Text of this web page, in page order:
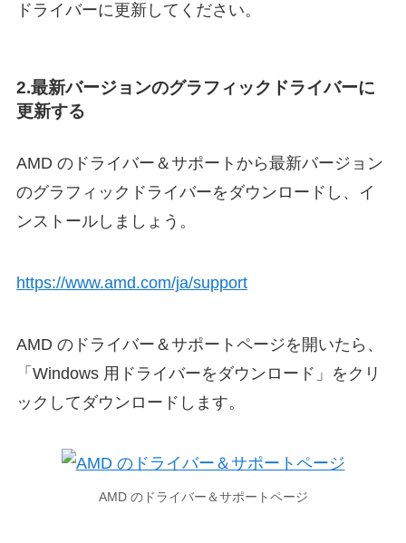
ドライバーに更新してください。
2.最新バージョンのグラフィックドライバーに
更新する
AMD のドライバー＆サポートから最新バージョン
のグラフィックドライバーをダウンロードし、イ
ンストールしましょう。
https://www.amd.com/ja/support
AMD のドライバー＆サポートページを開いたら、
「Windows 用ドライバーをダウンロード」をクリ
ックしてダウンロードします。
AMD のドライバー＆サポートページ